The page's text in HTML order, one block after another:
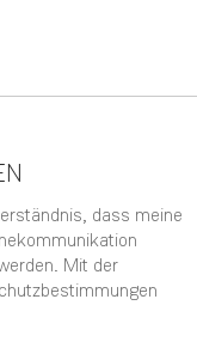
dass meine
Mit der